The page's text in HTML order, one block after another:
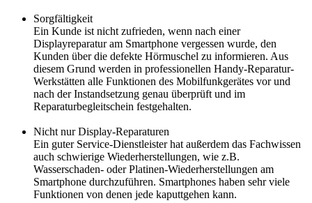
Sorgfältigkeit
Ein Kunde ist nicht zufrieden, wenn nach einer
Displayreparatur am Smartphone vergessen wurde, den
Kunden über die defekte Hörmuschel zu informieren. Aus
diesem Grund werden in professionellen Handy-Reparatur-
Werkstätten alle Funktionen des Mobilfunkgerätes vor und
nach der Instandsetzung genau überprüft und im
Reparaturbegleitschein festgehalten.
Nicht nur Display-Reparaturen
Ein guter Service-Dienstleister hat außerdem das Fachwissen
auch schwierige Wiederherstellungen, wie z.B.
Wasserschaden- oder Platinen-Wiederherstellungen am
Smartphone durchzuführen. Smartphones haben sehr viele
Funktionen von denen jede kaputtgehen kann.